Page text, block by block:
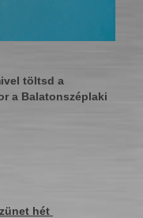
töltsd a
a Balatonszéplaki
hét